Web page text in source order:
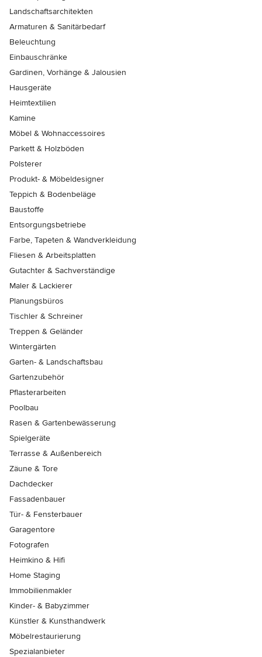
Landschaftsarchitekten
Armaturen & Sanitärbedarf
Beleuchtung
Einbauschränke
Gardinen, Vorhänge & Jalousien
Hausgeräte
Heimtextilien
Kamine
Möbel & Wohnaccessoires
Parkett & Holzböden
Polsterer
Produkt- & Möbeldesigner
Teppich & Bodenbeläge
Baustoffe
Entsorgungsbetriebe
Farbe, Tapeten & Wandverkleidung
Fliesen & Arbeitsplatten
Gutachter & Sachverständige
Maler & Lackierer
Planungsbüros
Tischler & Schreiner
Treppen & Geländer
Wintergärten
Garten- & Landschaftsbau
Gartenzubehör
Pflasterarbeiten
Poolbau
Rasen & Gartenbewässerung
Spielgeräte
Terrasse & Außenbereich
Zäune & Tore
Dachdecker
Fassadenbauer
Tür- & Fensterbauer
Garagentore
Fotografen
Heimkino & Hifi
Home Staging
Immobilienmakler
Kinder- & Babyzimmer
Künstler & Kunsthandwerk
Möbelrestaurierung
Spezialanbieter